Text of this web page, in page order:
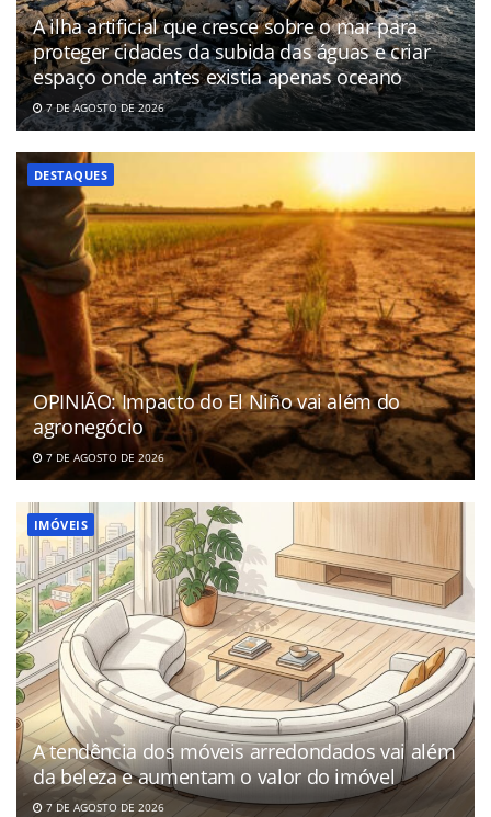
A ilha artificial que cresce sobre o mar para
proteger cidades da subida das águas e criar
espaço onde antes existia apenas oceano
7 DE AGOSTO DE 2026
DESTAQUES
OPINIÃO: Impacto do El Niño vai além do
agronegócio
7 DE AGOSTO DE 2026
IMÓVEIS
A tendência dos móveis arredondados vai além
da beleza e aumentam o valor do imóvel
7 DE AGOSTO DE 2026